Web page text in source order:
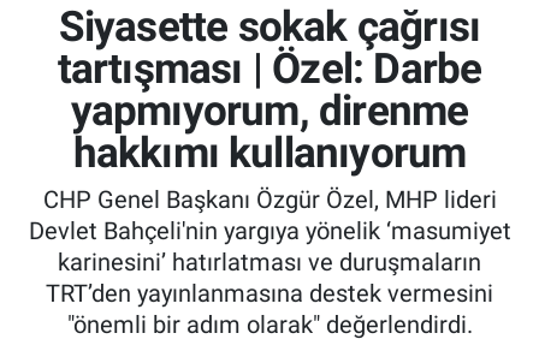
Siyasette sokak çağrısı
tartışması | Özel: Darbe
yapmıyorum, direnme
hakkımı kullanıyorum
CHP Genel Başkanı Özgür Özel, MHP lideri
Devlet Bahçeli'nin yargıya yönelik ‘masumiyet
karinesini’ hatırlatması ve duruşmaların
TRT’den yayınlanmasına destek vermesini
"önemli bir adım olarak" değerlendirdi.